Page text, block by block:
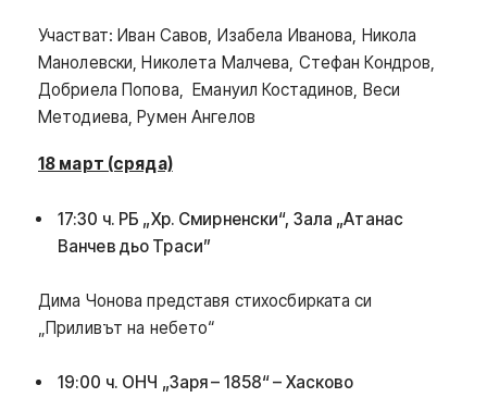
Участват: Иван Савов, Изабела Иванова, Никола
Манолевски, Николета Малчева, Стефан Кондров,
Добриела Попова, Емануил Костадинов, Веси
Методиева, Румен Ангелов
18 март (сряда)
17:30 ч. РБ „Хр. Смирненски“, Зала „Атанас
Ванчев дьо Траси”
Дима Чонова представя стихосбирката си
„Приливът на небето“
19:00 ч. ОНЧ „Заря – 1858“ – Хасково